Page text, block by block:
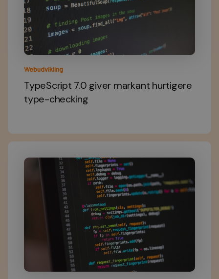
Webudvikling
TypeScript 7.0 giver markant hurtigere
type-checking